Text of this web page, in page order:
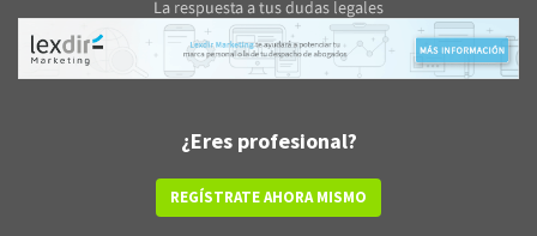
¿Eres profesional?
REGÍSTRATE AHORA MISMO